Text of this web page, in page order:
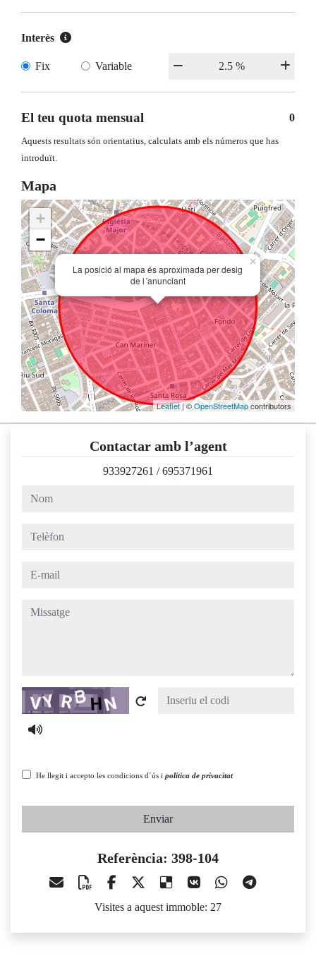
Interès
Fix Variable
El teu quota mensual 0
Aquests resultats són orientatius, calculats amb els números que has
introduït.
Mapa
La posició al mapa és aproximada per desig
de l´anunciant
×
+
−
Leaflet| ©OpenStreetMapcontributors
Contactar amb l’agent
933927261 /695371961
nom
telèfon
e-mail
missatge
Captcha
He llegit i accepto les condicions d´ús i política de privacitat
Enviar
Referència: 398-104
Visites a aquest immoble: 27